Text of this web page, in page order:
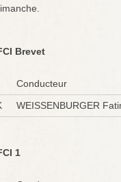
Brevet
Conducteur
WEISSENBURGER
1